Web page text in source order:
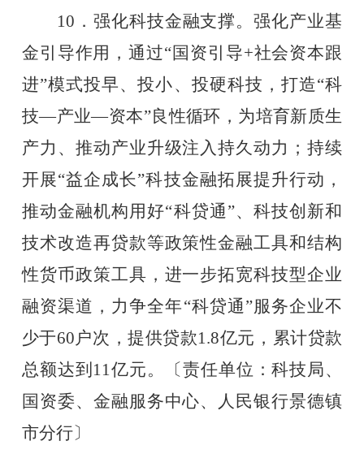
10．强化科技金融支撑。强化产业基
金引导作用，通过“国资引导+社会资本跟
进”模式投早、投小、投硬科技，打造“科
技—产业—资本”良性循环，为培育新质生
产力、推动产业升级注入持久动力；持续
开展“益企成长”科技金融拓展提升行动，
推动金融机构用好“科贷通”、科技创新和
技术改造再贷款等政策性金融工具和结构
性货币政策工具，进一步拓宽科技型企业
融资渠道，力争全年“科贷通”服务企业不
少于60户次，提供贷款1.8亿元，累计贷款
总额达到11亿元。〔责任单位：科技局、
国资委、金融服务中心、人民银行景德镇
市分行〕